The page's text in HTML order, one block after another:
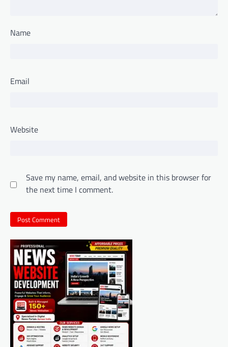
Name
Email
Website
Save my name, email, and website in this browser for
the next time I comment.